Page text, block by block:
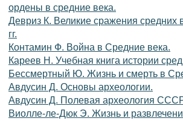
ордены в средние века.
Девриз К. Великие сражения средних
гг.
Контамин Ф. Война в Средние века.
Кареев Н. Учебная книга истории
Бессмертный Ю. Жизнь и смерть в
Авдусин Д. Основы археологии.
Авдусин Д. Полевая археология
Виолле-ле-Дюк Э. Жизнь и